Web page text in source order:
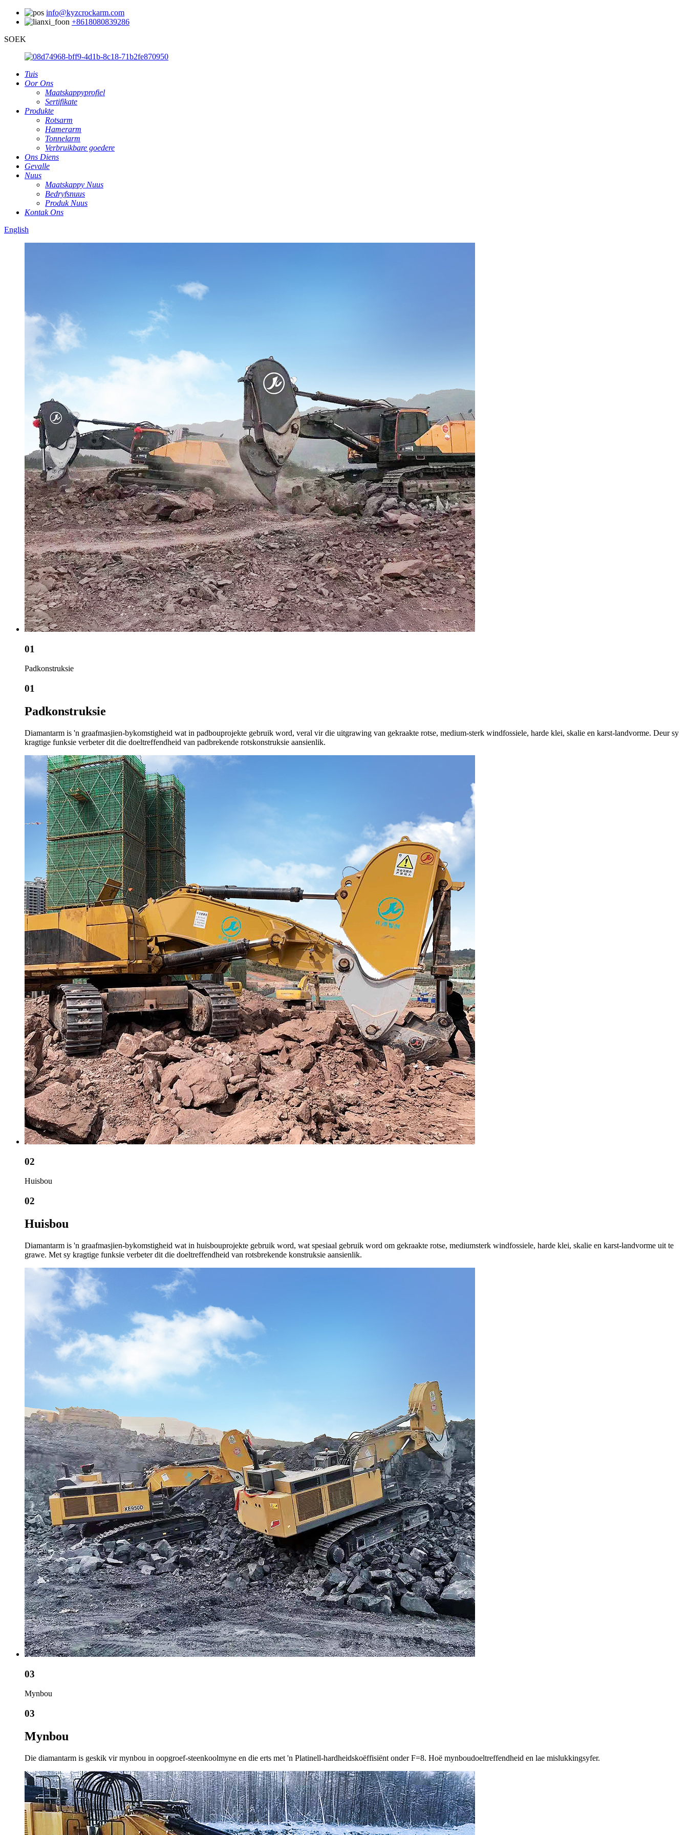
info@kyzcrockarm.com
+8618080839286
SOEK
Tuis
Oor Ons
Maatskappyprofiel
Sertifikate
Produkte
Rotsarm
Hamerarm
Tonnelarm
Verbruikbare goedere
Ons Diens
Gevalle
Nuus
Maatskappy Nuus
Bedryfsnuus
Produk Nuus
Kontak Ons
English
01
Padkonstruksie
01
Padkonstruksie
Diamantarm is 'n graafmasjien-bykomstigheid wat in padbouprojekte gebruik word, veral vir die uitgrawing van gekraakte rotse, medium-sterk windfossiele, harde klei, skalie en karst-landvorme. Deur sy
kragtige funksie verbeter dit die doeltreffendheid van padbrekende rotskonstruksie aansienlik.
02
Huisbou
02
Huisbou
Diamantarm is 'n graafmasjien-bykomstigheid wat in huisbouprojekte gebruik word, wat spesiaal gebruik word om gekraakte rotse, mediumsterk windfossiele, harde klei, skalie en karst-landvorme uit te
grawe. Met sy kragtige funksie verbeter dit die doeltreffendheid van rotsbrekende konstruksie aansienlik.
03
Mynbou
03
Mynbou
Die diamantarm is geskik vir mynbou in oopgroef-steenkoolmyne en die erts met 'n Platinell-hardheidskoëffisiënt onder F=8. Hoë mynboudoeltreffendheid en lae mislukkingsyfer.